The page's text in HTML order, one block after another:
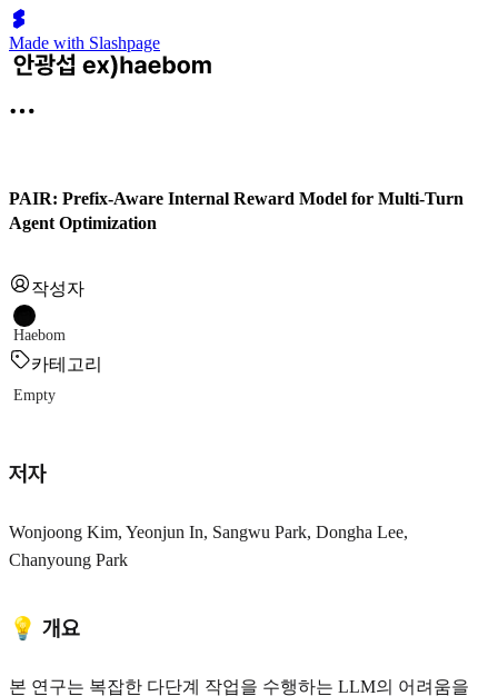
Made with Slashpage
PAIR: Prefix-Aware Internal Reward Model for Multi-Turn
Agent Optimization
작성자
Haebom
카테고리
Empty
저자
Wonjoong Kim, Yeonjun In, Sangwu Park, Dongha Lee,
Chanyoung Park
💡 개요
본 연구는 복잡한 다단계 작업을 수행하는 LLM의 어려움을